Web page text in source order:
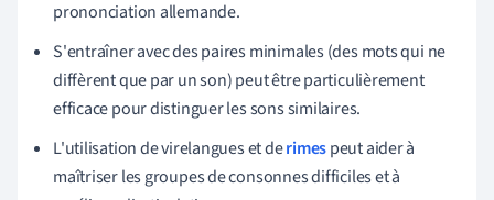
prononciation allemande.
S'entraîner avec des paires minimales (des mots qui ne
diffèrent que par un son) peut être particulièrement
efficace pour distinguer les sons similaires.
L'utilisation de virelangues et derimespeut aider à
maîtriser les groupes de consonnes difficiles et à